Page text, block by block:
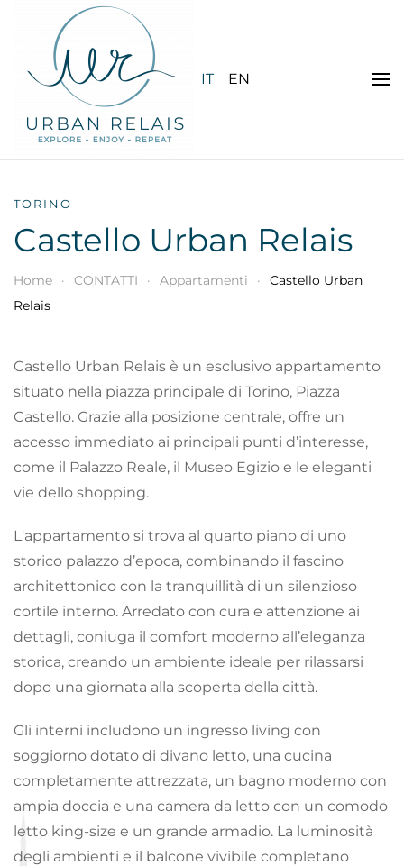
Skip to main content
IT
EN
TORINO
Castello Urban Relais
Home CONTATTI Appartamenti
Castello Urban
Relais
Castello Urban Relais è un esclusivo appartamento
situato nella piazza principale di Torino, Piazza
Castello. Grazie alla posizione centrale, offre un
accesso immediato ai principali punti d’interesse,
come il Palazzo Reale, il Museo Egizio e le eleganti
vie dello shopping.
L'appartamento si trova al quarto piano di uno
storico palazzo d’epoca, combinando il fascino
architettonico con la tranquillità di un silenzioso
cortile interno. Arredato con cura e attenzione ai
dettagli, coniuga il comfort moderno all’eleganza
storica, creando un ambiente ideale per rilassarsi
dopo una giornata alla scoperta della città.
Gli interni includono un ingresso living con
soggiorno dotato di divano letto, una cucina
completamente attrezzata, un bagno moderno con
ampia doccia e una camera da letto con un comodo
letto king-size e un grande armadio. La luminosità
degli ambienti e il balcone vivibile completano